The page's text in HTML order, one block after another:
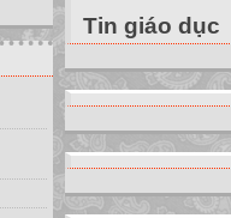
của đơn vị. Tích
tài liệu tham
Trong thời gian
đánh giá 18 giờ,
2.2. Về công tác
- Thường xuyên
từ đó có biện
Tin giáo dục